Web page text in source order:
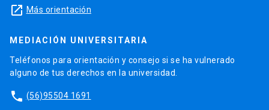
launch Más orientación
MEDIACIÓN UNIVERSITARIA
Teléfonos para orientación y consejo si se ha vulnerado
alguno de tus derechos en la universidad.
phone (56)95504 1691